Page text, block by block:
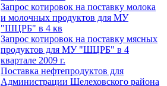
Запрос котировок на поставку молока
и молочных продуктов для МУ
"ШЦРБ" в 4 кв
Запрос котировок на поставку мясных
продуктов для МУ "ШЦРБ" в 4
квартале 2009 г.
Поставка нефтепродуктов для
Администрации Шелеховского района